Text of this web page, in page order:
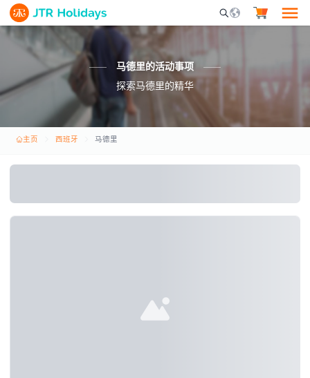
Mobile Search
马德里的活动事项
探索马德里的精华
主页 西班牙 马德里